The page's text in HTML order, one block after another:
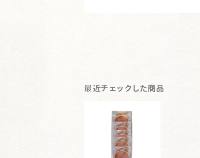
最近チェックした商品